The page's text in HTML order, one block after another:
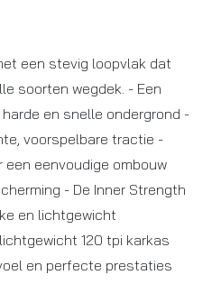
een stevig loopvlak dat
soorten wegdek. - Een
en snelle ondergrond -
voorspelbare tractie -
een eenvoudige ombouw
- De Inner Strength
en lichtgewicht
120 tpi karkas
en perfecte prestaties